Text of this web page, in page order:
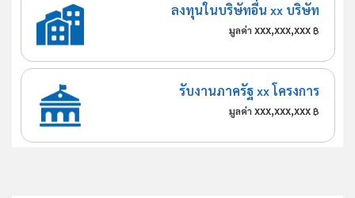
ลงทุนในบริษัทอื่น xx บริษัท
มูลค่า xxx,xxx,xxx ฿
รับงานภาครัฐ xx โครงการ
มูลค่า xxx,xxx,xxx ฿